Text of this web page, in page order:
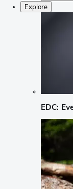
Explore
EDC: